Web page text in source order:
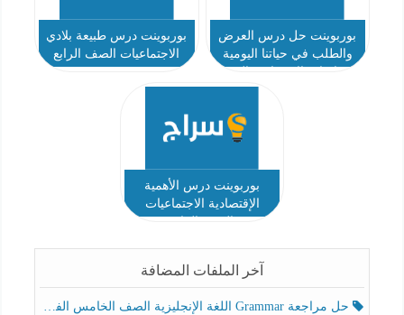
بوربوينت حل درس العرض
والطلب في حياتنا اليومية
بوربوينت درس طبيعة بلادي
الاجتماعيات الصف الرابع
بوربوينت درس الأهمية
الإقتصادية الاجتماعيات
آخر الملفات المضافة
حل مراجعة Grammar اللغة الإنجليزية الصف الخامس الفصل الثالث